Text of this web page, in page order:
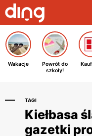
Wakacje
Powrót do
szkoły!
TAGI
Kiełbasa
gazetki